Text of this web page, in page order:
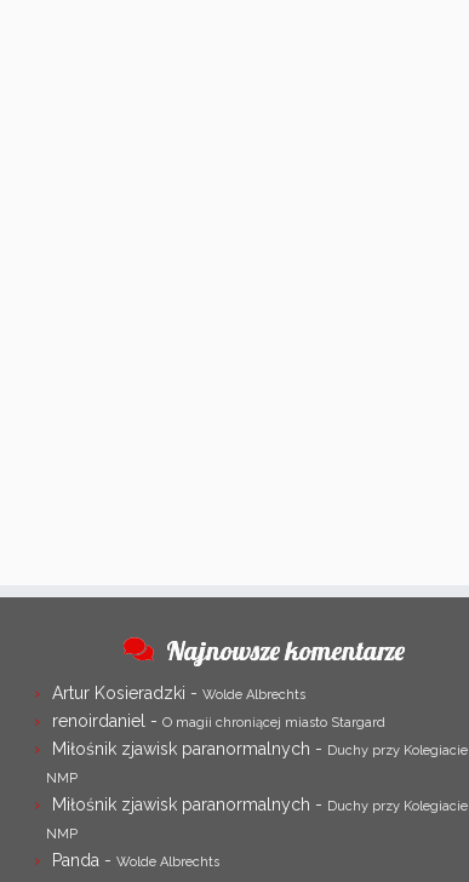
Najnowsze komentarze
Artur Kosieradzki - Wolde Albrechts
renoirdaniel - O magii chroniącej miasto Stargard
Miłośnik zjawisk paranormalnych - Duchy przy Kolegiacie
NMP
Miłośnik zjawisk paranormalnych - Duchy przy Kolegiacie
NMP
Panda - Wolde Albrechts